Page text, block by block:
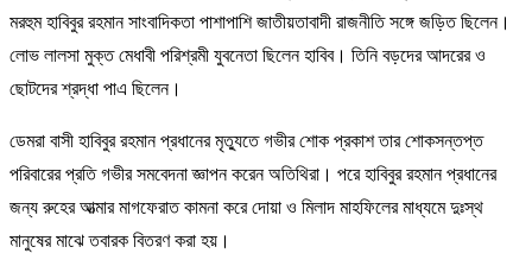
মরহুম হাবিবুর রহমান সাংবাদিকতা পাশাপাশি জাতীয়তাবাদী রাজনীতি সঙ্গে জড়িত ছিলেন।
লোভ লালসা মুক্ত মেধাবী পরিশ্রমী যুবনেতা ছিলেন হাবিব। তিনি বড়দের আদরের ও
ছোটদের শ্রদ্ধা পাএ ছিলেন।
ডেমরা বাসী হাবিবুর রহমান প্রধানের মৃত্যুতে গভীর শোক প্রকাশ তার শোকসন্তপ্ত
পরিবারের প্রতি গভীর সমবেদনা জ্ঞাপন করেন অতিথিরা। পরে হাবিবুর রহমান প্রধানের
জন্য রুহের আত্মার মাগফেরাত কামনা করে দোয়া ও মিলাদ মাহফিলের মাধ্যমে দুঃস্থ
মানুষের মাঝে তবারক বিতরণ করা হয়।